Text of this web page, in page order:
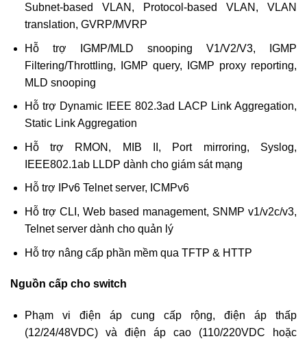
Subnet-based VLAN, Protocol-based VLAN, VLAN
translation, GVRP/MVRP
Hỗ trợ IGMP/MLD snooping V1/V2/V3, IGMP
Filtering/Throttling, IGMP query, IGMP proxy reporting,
MLD snooping
Hỗ trợ Dynamic IEEE 802.3ad LACP Link Aggregation,
Static Link Aggregation
Hỗ trợ RMON, MIB II, Port mirroring, Syslog,
IEEE802.1ab LLDP dành cho giám sát mạng
Hỗ trợ IPv6 Telnet server, ICMPv6
Hỗ trợ CLI, Web based management, SNMP v1/v2c/v3,
Telnet server dành cho quản lý
Hỗ trợ nâng cấp phần mềm qua TFTP & HTTP
Nguồn cấp cho switch
Phạm vi điện áp cung cấp rộng, điện áp thấp
(12/24/48VDC) và điện áp cao (110/220VDC hoặc